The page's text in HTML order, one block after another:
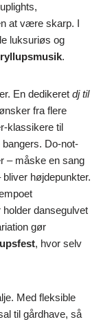
at være skarp. I
luksuriøs og
.
En dedikeret dj til
fra flere
klassikere til
Do-not-
– måske en sang
højdepunkter.
dansegulvet
gør
, hvor selv
Med fleksible
til gårdhave, så